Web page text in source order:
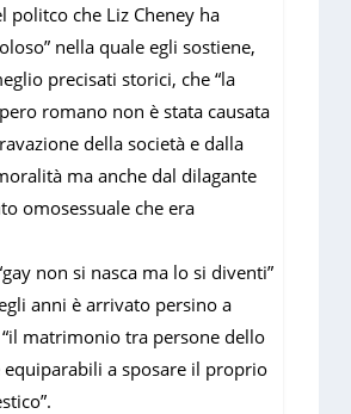
politco che Liz Cheney ha
nella quale egli sostiene,
precisati storici, che “la
romano non è stata causata
della società e dalla
ma anche dal dilagante
omosessuale che era
non si nasca ma lo si diventi”
anni è arrivato persino a
matrimonio tra persone dello
equiparabili a sposare il proprio